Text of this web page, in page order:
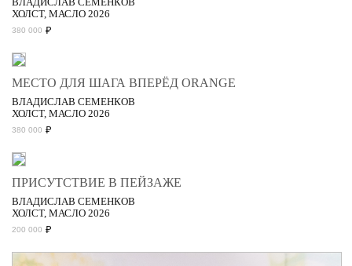
ХОЛСТ, МАСЛО 2026
380 000 ₽
МЕСТО ДЛЯ ШАГА ВПЕРЁД ORANGE
ВЛАДИСЛАВ СЕМЕНКОВ
ХОЛСТ, МАСЛО 2026
380 000 ₽
ПРИСУТСТВИЕ В ПЕЙЗАЖЕ
ВЛАДИСЛАВ СЕМЕНКОВ
ХОЛСТ, МАСЛО 2026
200 000 ₽